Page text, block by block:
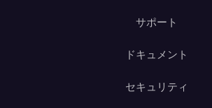
サポート
ドキュメント
セキュリティ